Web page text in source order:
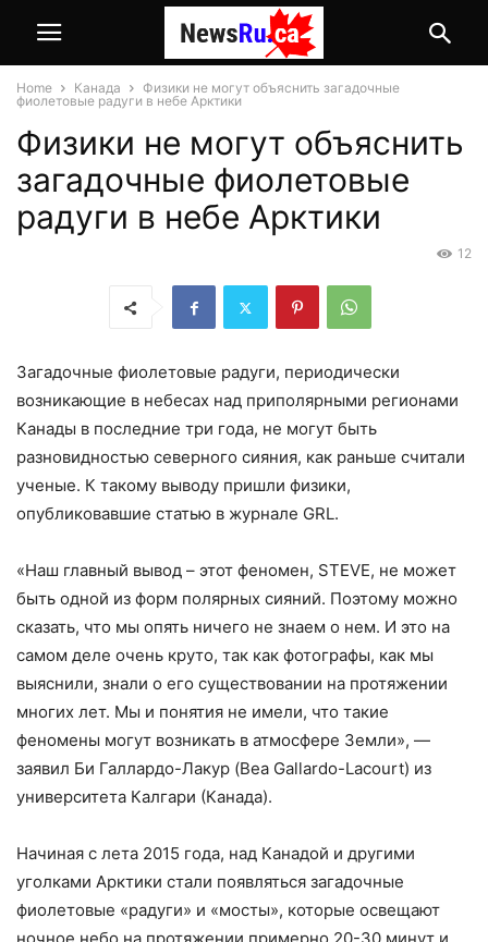
Home Канада
Физики не могут объяснить загадочные
фиолетовые радуги в небе Арктики
Физики не могут объяснить
загадочные фиолетовые
радуги в небе Арктики
12
Загадочные фиолетовые радуги, периодически
возникающие в небесах над приполярными регионами
Канады в последние три года, не могут быть
разновидностью северного сияния, как раньше считали
ученые. К такому выводу пришли физики,
опубликовавшие статью в журнале GRL.
«Наш главный вывод – этот феномен, STEVE, не может
быть одной из форм полярных сияний. Поэтому можно
сказать, что мы опять ничего не знаем о нем. И это на
самом деле очень круто, так как фотографы, как мы
выяснили, знали о его существовании на протяжении
многих лет. Мы и понятия не имели, что такие
феномены могут возникать в атмосфере Земли», —
заявил Би Галлардо-Лакур (Bea Gallardo-Lacourt) из
университета Калгари (Канада).
Начиная с лета 2015 года, над Канадой и другими
уголками Арктики стали появляться загадочные
фиолетовые «радуги» и «мосты», которые освещают